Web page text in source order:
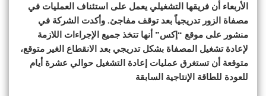
الأربعاء أن فريقها التشغيلي يعمل على استئناف العمليات في
مصفاة الزور تدريجياً بعد توقف مفاجئ. وأكدت الشركة في
منشور على موقع “إكس” أنها تتخذ جميع الإجراءات اللازمة
لإعادة تشغيل المصفاة بشكل تدريجي بعد الانقطاع الغير متوقع،
متوقعة أن تستغرق عمليات إعادة التشغيل حوالي عشرة أيام
للعودة للطاقة الإنتاجية السابقة